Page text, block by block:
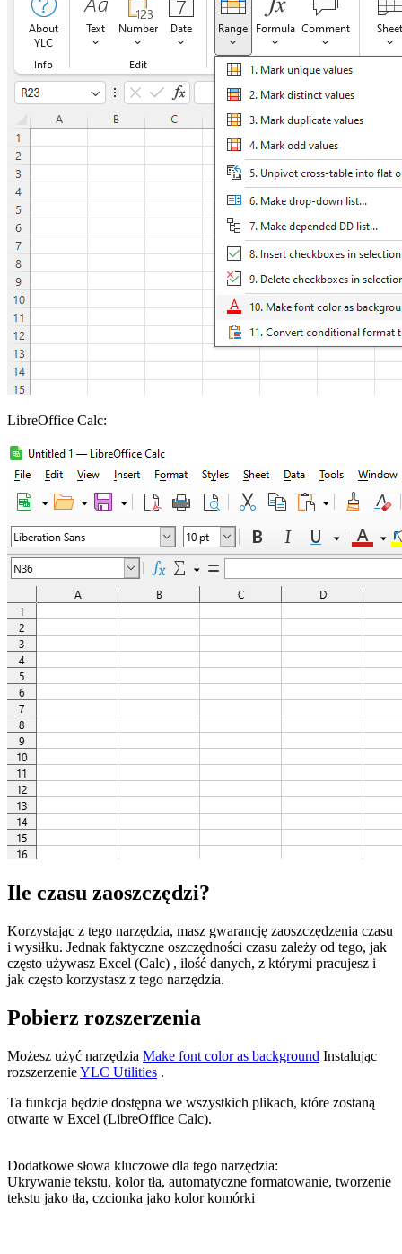
LibreOffice Calc:
Ile czasu zaoszczędzi?
Korzystając z tego narzędzia, masz gwarancję zaoszczędzenia czasu
i wysiłku. Jednak faktyczne oszczędności czasu zależy od tego, jak
często używasz Excel (Calc) , ilość danych, z którymi pracujesz i
jak często korzystasz z tego narzędzia.
Pobierz rozszerzenia
Możesz użyć narzędzia Make font color as background Instalując
rozszerzenieYLC Utilities .
Ta funkcja będzie dostępna we wszystkich plikach, które zostaną
otwarte w Excel (LibreOffice Calc).
Dodatkowe słowa kluczowe dla tego narzędzia:
Ukrywanie tekstu, kolor tła, automatyczne formatowanie, tworzenie
tekstu jako tła, czcionka jako kolor komórki